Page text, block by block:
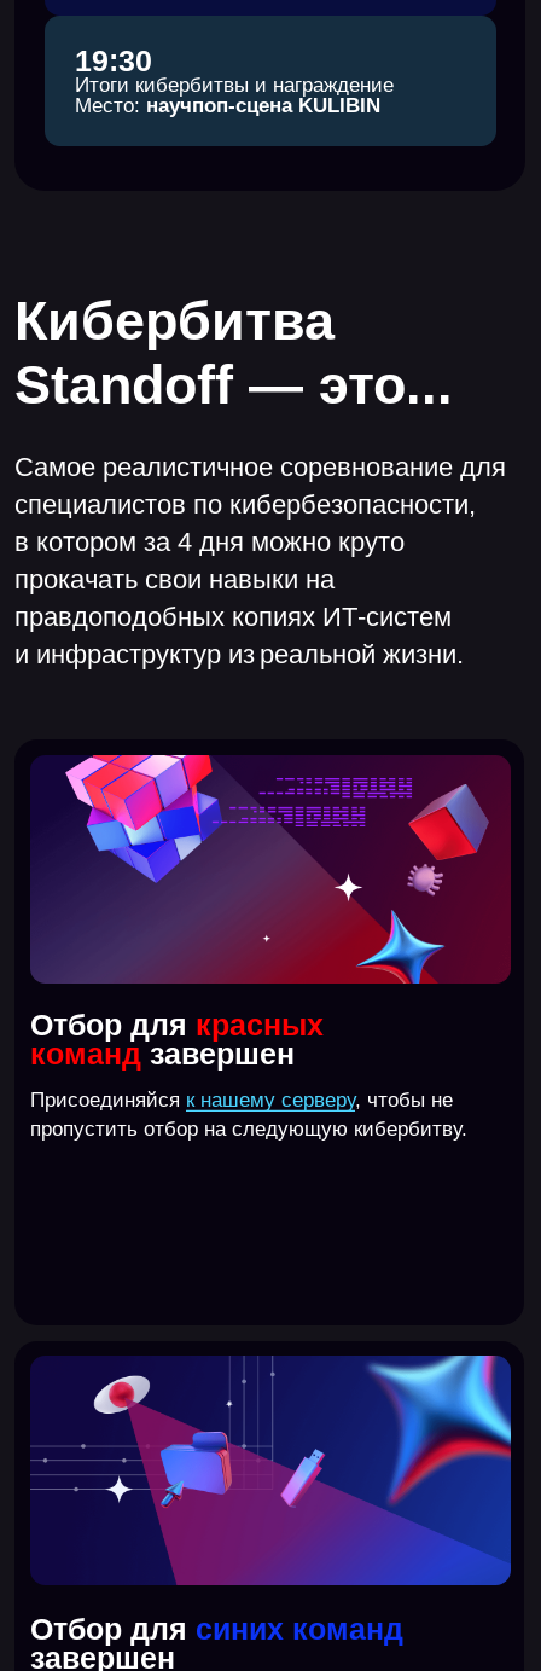
Государстве F
где мы во всех деталях воссоздаем
технические и экономические процессы
из отраслей, которые есть в любом
государстве: из банковского сектора,
Мы используем настоящие
ПЛК и SCADA-системы
чтобы каждый участник мог качать свои
скилы в условиях, максимально
Что предстоит
ломатьизащищать
Городская среда